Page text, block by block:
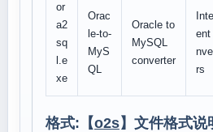
or
a2
sq
l.e
xe
Orac
le-to-
MyS
QL
Oracle to
MySQL
converter
ent
rs
格式:【o2s】文件格式说